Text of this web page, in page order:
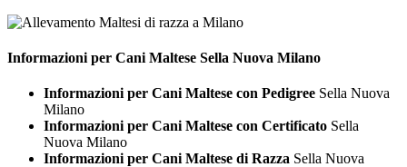
Informazioni per Cani Maltese Sella Nuova Milano
Informazioni per Cani Maltese con Pedigree Sella Nuova
Milano
Informazioni per Cani Maltese con Certificato Sella
Nuova Milano
Informazioni per Cani Maltese di Razza Sella Nuova